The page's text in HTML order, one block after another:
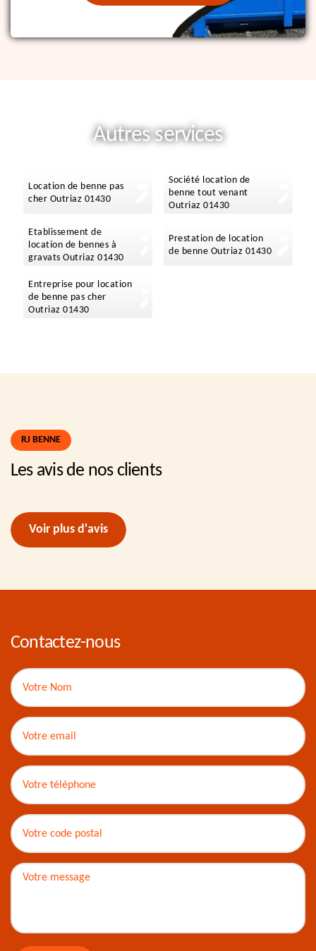
Autres services
Location de benne pas
cher Outriaz 01430
Société location de
benne tout venant
Outriaz 01430
Etablissement de
location de bennes à
gravats Outriaz 01430
Prestation de location
de benne Outriaz 01430
Entreprise pour location
de benne pas cher
Outriaz 01430
RJ BENNE
Les avis de nos clients
Voir plus d'avis
Contactez-nous